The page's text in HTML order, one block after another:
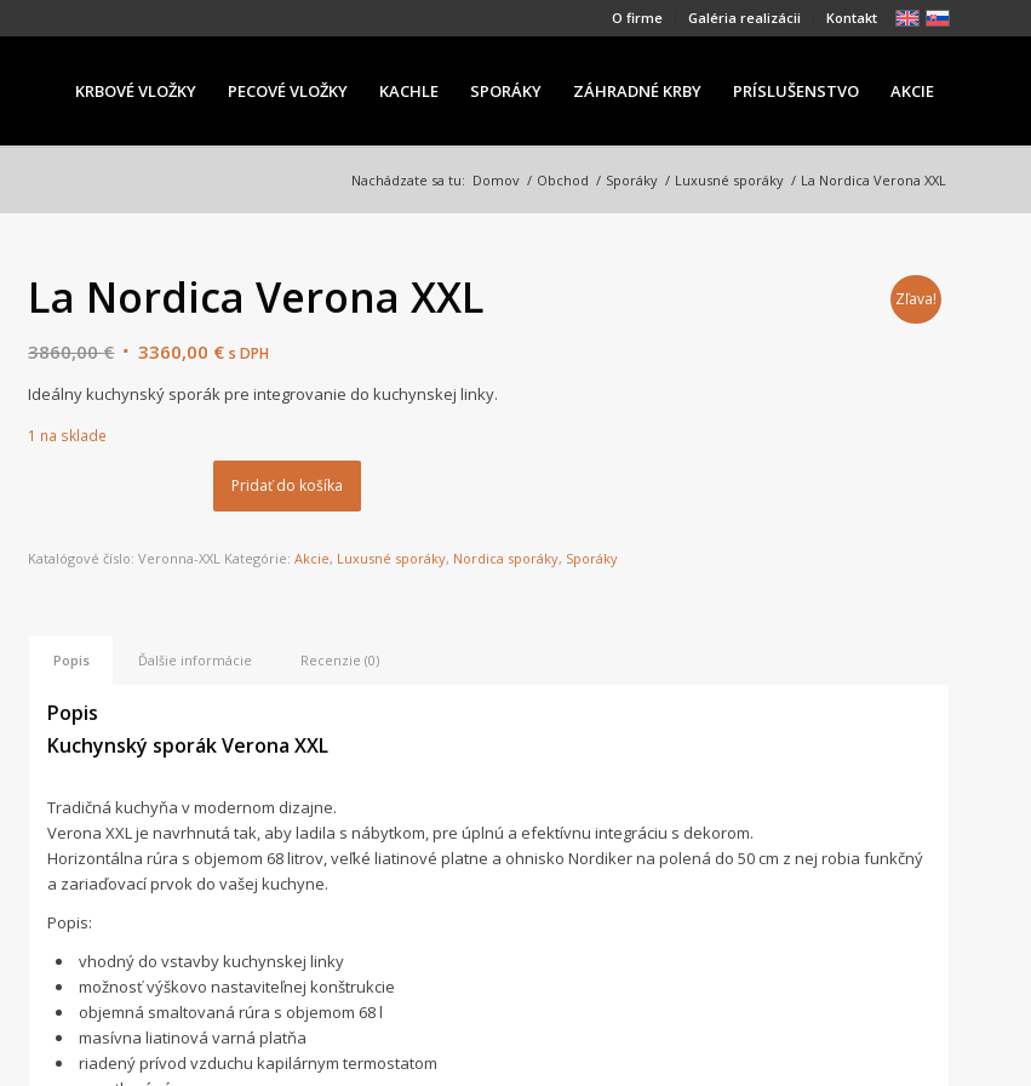
O firme Galéria realizácii Kontakt
KRBOVÉ VLOŽKY PECOVÉ VLOŽKY KACHLE SPORÁKY ZÁHRADNÉ KRBY PRÍSLUŠENSTVO AKCIE
Nachádzate sa tu: Domov / Obchod / Sporáky / Luxusné sporáky / La Nordica Verona XXL
Zľava!
La Nordica Verona XXL
3860,00€ Original
was:
3360,00 €Current
is:
s DPH
Ideálny kuchynský sporák pre integrovanie do kuchynskej linky.
1 na sklade
Pridať do košíka
Katalógové číslo:Veronna-XXL Kategórie:Akcie, Luxusné sporáky, Nordica sporáky, Sporáky
Popis Ďalšie informácie Recenzie (0)
Popis
Kuchynský sporák Verona XXL
Tradičná kuchyňa v modernom dizajne.
Verona XXL je navrhnutá tak, aby ladila s nábytkom, pre úplnú a efektívnu integráciu s dekorom.
Horizontálna rúra s objemom 68 litrov, veľké liatinové platne a ohnisko Nordiker na polená do 50 cm z nej robia funkčný
a zariaďovací prvok do vašej kuchyne.
Popis:
vhodný do vstavby kuchynskej linky
možnosť výškovo nastaviteľnej konštrukcie
objemná smaltovaná rúra s objemom 68 l
masívna liatinová varná platňa
riadený prívod vzduchu kapilárnym termostatom